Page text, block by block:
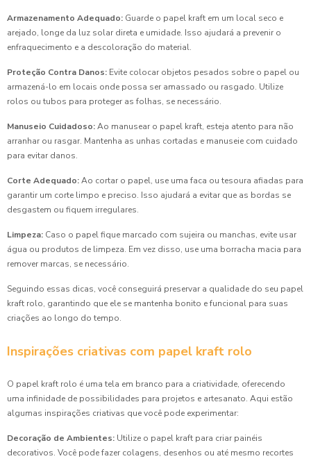
Armazenamento Adequado: Guarde o papel kraft em um local seco e
arejado, longe da luz solar direta e umidade. Isso ajudará a prevenir o
enfraquecimento e a descoloração do material.
Proteção Contra Danos: Evite colocar objetos pesados sobre o papel ou
armazená-lo em locais onde possa ser amassado ou rasgado. Utilize
rolos ou tubos para proteger as folhas, se necessário.
Manuseio Cuidadoso:Ao manusear o papel kraft, esteja atento para não
arranhar ou rasgar. Mantenha as unhas cortadas e manuseie com cuidado
para evitar danos.
Corte Adequado:Ao cortar o papel, use uma faca ou tesoura afiadas para
garantir um corte limpo e preciso. Isso ajudará a evitar que as bordas se
desgastem ou fiquem irregulares.
Limpeza: Caso o papel fique marcado com sujeira ou manchas, evite usar
água ou produtos de limpeza. Em vez disso, use uma borracha macia para
remover marcas, se necessário.
Seguindo essas dicas, você conseguirá preservar a qualidade do seu papel
kraft rolo, garantindo que ele se mantenha bonito e funcional para suas
criações ao longo do tempo.
Inspirações criativas com papel kraft rolo
O papel kraft rolo é uma tela em branco para a criatividade, oferecendo
uma infinidade de possibilidades para projetos e artesanato. Aqui estão
algumas inspirações criativas que você pode experimentar:
Decoração de Ambientes: Utilize o papel kraft para criar painéis
decorativos. Você pode fazer colagens, desenhos ou até mesmo recortes